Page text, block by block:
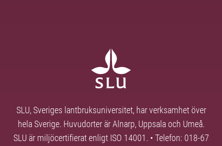
SLU, Sveriges lantbruksuniversitet, har verksamhet över
hela Sverige. Huvudorter är Alnarp, Uppsala och Umeå.
SLU är miljöcertifierat enligt ISO 14001. • Telefon: 018-67